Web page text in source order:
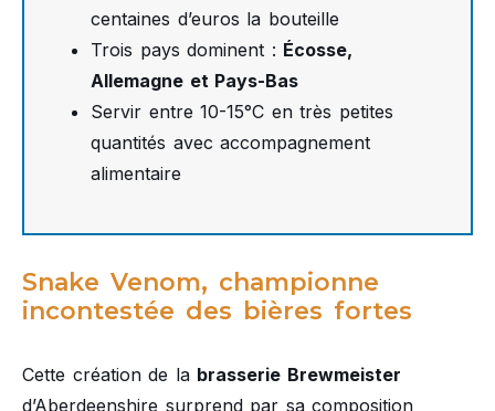
centaines d’euros la bouteille
Trois pays dominent : Écosse,
Allemagne et Pays-Bas
Servir entre 10-15°C en très petites
quantités avec accompagnement
alimentaire
Snake Venom, championne
incontestée des bières fortes
Cette création de la brasserie Brewmeister
d’Aberdeenshire surprend par sa composition